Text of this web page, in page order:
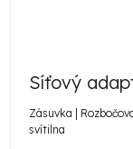
Síťový
Zásuvka |
svítilna